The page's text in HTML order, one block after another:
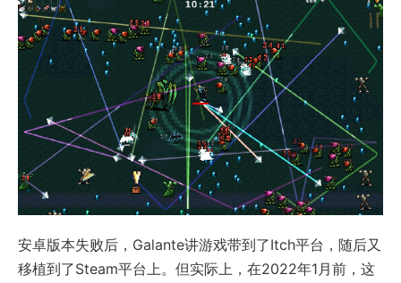
安卓版本失败后，Galante讲游戏带到了Itch平台，随后又
移植到了Steam平台上。但实际上，在2022年1月前，这